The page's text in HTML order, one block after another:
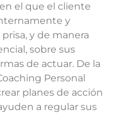
el que el cliente
y
y de manera
sobre sus
de actuar. De la
Personal
planes de acción
a regular sus